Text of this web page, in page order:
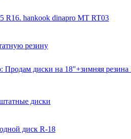
R16. hankook dinapro MT RT03
резину
Продам диски на 18"+зимняя резина
диски
диск R-18